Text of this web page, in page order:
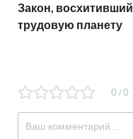
Закон, восхитивший
трудовую планету
0 / 0